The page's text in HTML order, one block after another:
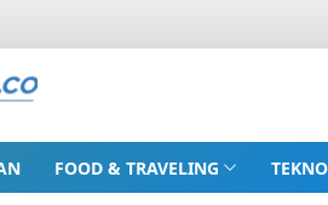
FOOD & TRAVELING